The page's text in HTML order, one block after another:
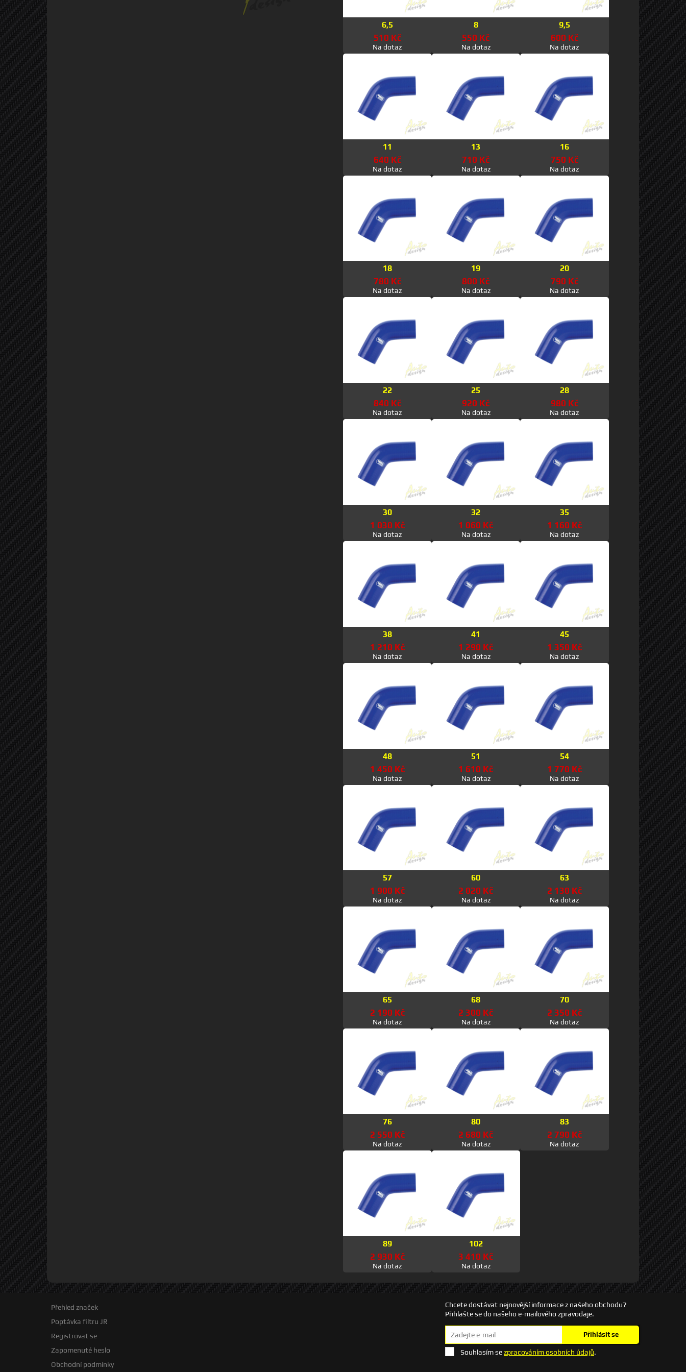
6,5
510 Kč
Na dotaz
8
550 Kč
Na dotaz
9,5
600 Kč
Na dotaz
11
640 Kč
Na dotaz
13
710 Kč
Na dotaz
16
750 Kč
Na dotaz
18
780 Kč
Na dotaz
19
800 Kč
Na dotaz
20
790 Kč
Na dotaz
22
840 Kč
Na dotaz
25
920 Kč
Na dotaz
28
980 Kč
Na dotaz
30
1 030 Kč
Na dotaz
32
1 060 Kč
Na dotaz
35
1 160 Kč
Na dotaz
38
1 210 Kč
Na dotaz
41
1 290 Kč
Na dotaz
45
1 350 Kč
Na dotaz
48
1 450 Kč
Na dotaz
51
1 610 Kč
Na dotaz
54
1 770 Kč
Na dotaz
57
1 900 Kč
Na dotaz
60
2 020 Kč
Na dotaz
63
2 130 Kč
Na dotaz
65
2 190 Kč
Na dotaz
68
2 300 Kč
Na dotaz
70
2 350 Kč
Na dotaz
76
2 550 Kč
Na dotaz
80
2 680 Kč
Na dotaz
83
2 790 Kč
Na dotaz
89
2 930 Kč
Na dotaz
102
3 410 Kč
Na dotaz
Přehled značek
Poptávka filtru JR
Registrovat se
Zapomenuté heslo
Obchodní podmínky
Chcete dostávat nejnovější informace z našeho obchodu?
Přihlašte se do našeho e-mailového zpravodaje.
Přihlásit se
Souhlasím sezpracováním osobních údajů.